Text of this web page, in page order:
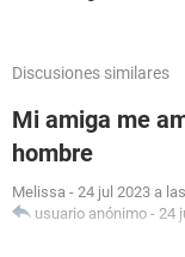
Discusiones similares
Mi amiga me
hombre
Melissa - 24 jul 2023 a
usuario anónimo - 24